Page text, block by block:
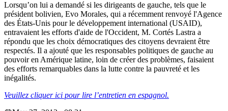
Lorsqu’on lui a demandé si les dirigeants de gauche, tels que le
président bolivien, Evo Morales, qui a récemment renvoyé l'Agence
des États-Unis pour le développement international (USAID),
entravaient les efforts d'aide de l'Occident, M. Cortés Lastra a
répondu que les choix démocratiques des citoyens devraient être
respectés. Il a ajouté que les responsables politiques de gauche au
pouvoir en Amérique latine, loin de créer des problèmes, faisaient
des efforts remarquables dans la lutte contre la pauvreté et les
inégalités.
Veuillez cliquer ici pour lire l’entretien en espagnol.